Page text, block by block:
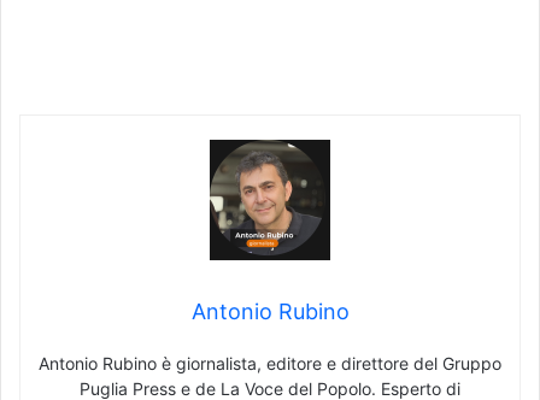
Antonio Rubino
Antonio Rubino è giornalista, editore e direttore del Gruppo
Puglia Press e de La Voce del Popolo. Esperto di